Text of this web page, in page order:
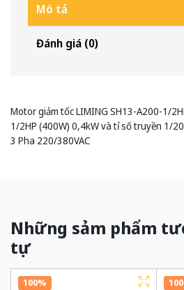
Mô tả
Đánh giá (0)
Motor giảm tốc LIMING SH13-A200-1/
1/2HP (400W) 0,4kW và tỉ số truyền 1/
3 Pha 220/380VAC
Những sảm phẩm
tự
100%